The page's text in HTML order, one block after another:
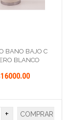
BANO BAJO C
BLANCO
+ COMPRAR